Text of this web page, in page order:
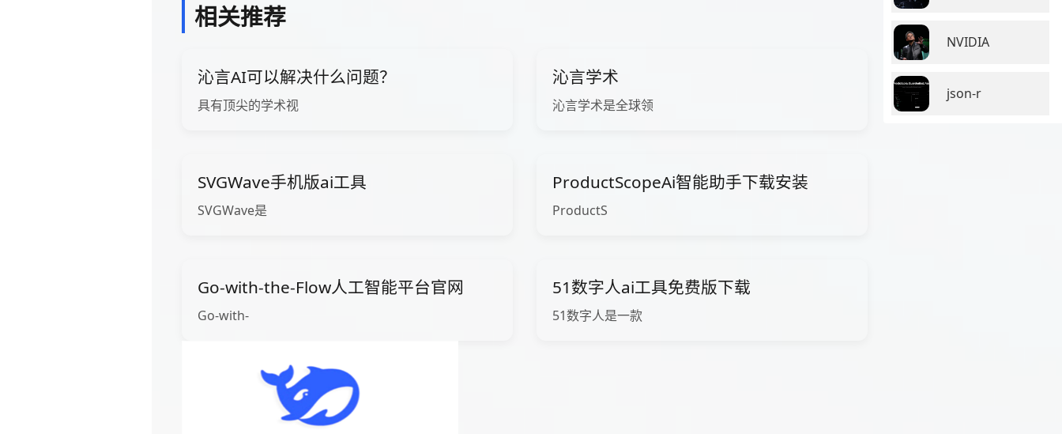
相关推荐
沁言AI可以解决什么问题？
具有顶尖的学术视
沁言学术
沁言学术是全球领
SVGWave手机版ai工具
SVGWave是
ProductScopeAi智能助手下载安装
ProductS
Go-with-the-Flow人工智能平台官网
Go-with-
51数字人ai工具免费版下载
51数字人是一款
NVIDIA
json-r